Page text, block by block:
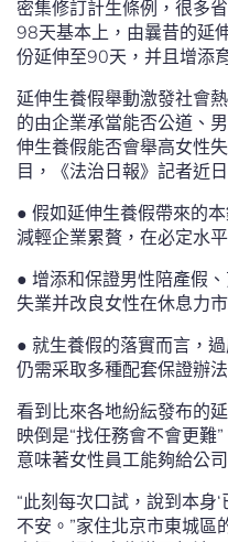
密集修訂計生條例，很多
98天基本上，由曩昔的延
份延伸至90天，并且增添
延伸生養假舉動激發社會
的由企業承當能否公道、
伸生養假能否會舉高女性
目，《法治日報》記者近
● 假如延伸生養假帶來的
減輕企業累贅，在必定水
● 增添和保證男性陪產假
失業并改良女性在休息力
● 就生養假的落實而言，
仍需采取多種配套保證辦法
看到比來各地紛紜發布的
映倒是“找任務會不會更難
意味著女性員工能夠給公
“此刻每次口試，說到本身
不安。”家住北京市東城區